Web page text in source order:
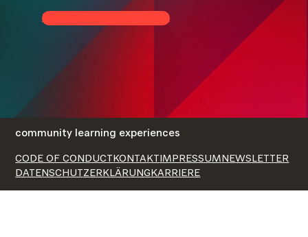
Zum Newsletter anmelden
community learning experiences
CODE OF CONDUCT KONTAKT IMPRESSUMNEWSLETTER
DATENSCHUTZERKLÄRUNGKARRIERE